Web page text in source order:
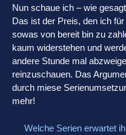
Nun schaue ich – wie
Das ist der Preis, den ich
sowas von bereit bin zu
kaum widerstehen und
andere Stunde mal
reinzuschauen. Das
durch miese
mehr!
Welche Serien erwartet